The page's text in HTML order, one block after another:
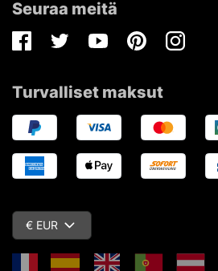
Seuraa meitä
FacebookTwitterYoutubePinterestInstagram
Turvalliset maksut
€ EUR